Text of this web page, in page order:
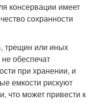
консервации имеет
сохранности
трещин или иных
обеспечат
при хранении, и
емкости рискуют
что может привести к